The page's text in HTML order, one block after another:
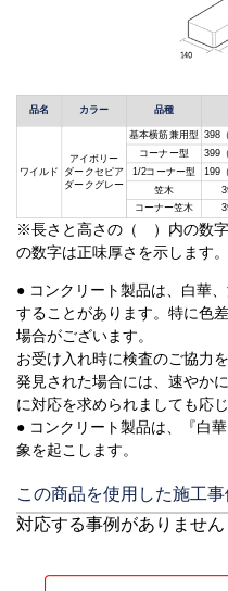
品名 カラー 品種
ワイルド
アイボリー
ダークセピア
ダークグレー
基本横筋兼用型 398
コーナー型 399
1/2コーナー型 199
笠木
コーナー笠木
※長さと高さの（ ）内の数
の数字は正味厚さを示します。
● コンクリート製品は、白華
することがあります。特に色
場合がございます。
お受け入れ時に検査のご協力
発見された場合には、速やか
に対応を求められましても応じ
● コンクリート製品は、『白
象を起こします。
この商品を使用した施工事
対応する事例がありません